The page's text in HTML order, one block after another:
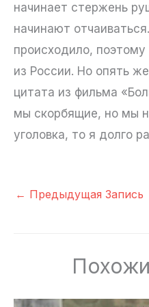
начинает стержень
начинают
происходило,
из России. Но опять
цитата из фильма
мы скорбящие, но мы
уголовка, то я долго
← Предыдущая Запись